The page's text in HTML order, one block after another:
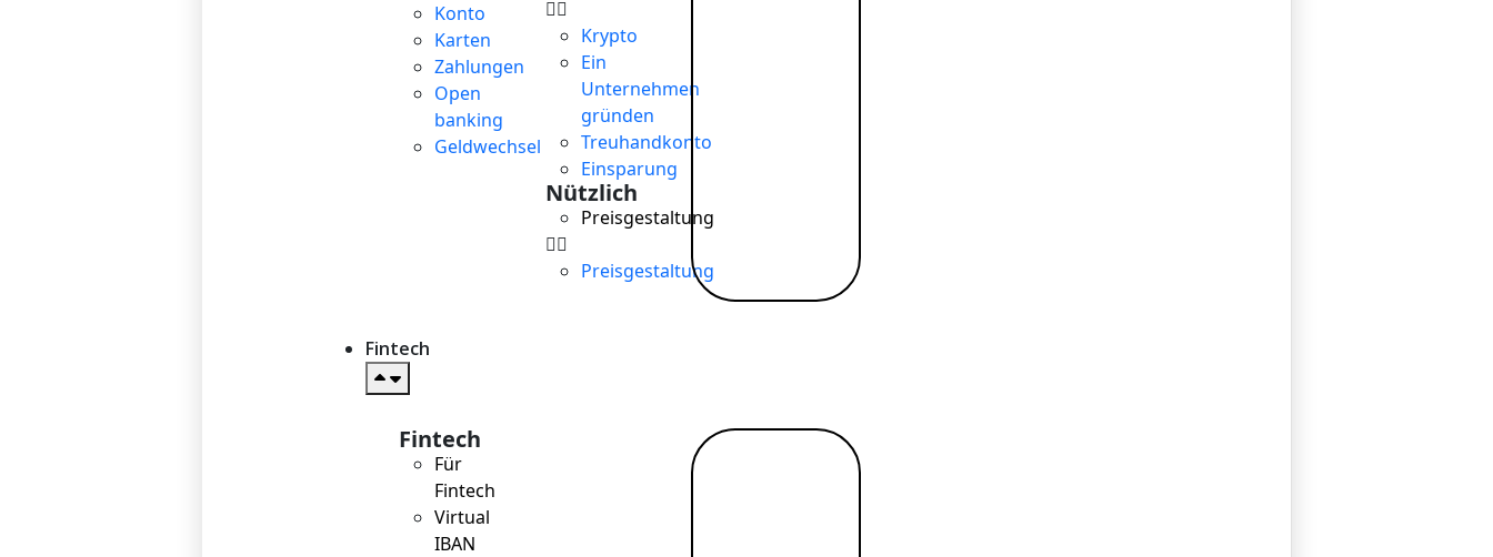
Konto
Karten
Zahlungen
Open
banking
Geldwechsel
Krypto
Ein
Unternehmen
gründen
Treuhandkonto
Einsparung
Nützlich
Preisgestaltung
Preisgestaltung
Fintech
Fintech
Für
Fintech
Virtual
IBAN